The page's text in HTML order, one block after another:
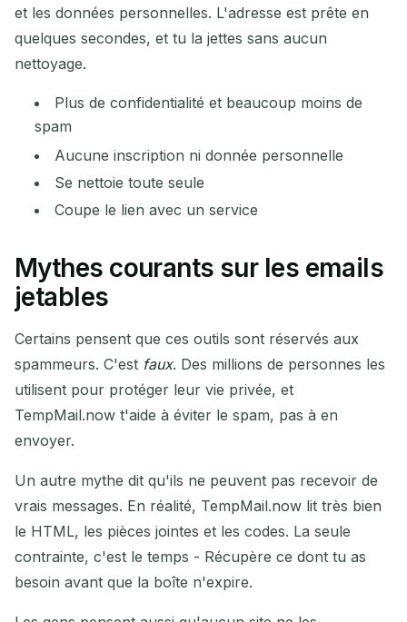
et les données personnelles. L'adresse est prête en
quelques secondes, et tu la jettes sans aucun
nettoyage.
Plus de confidentialité et beaucoup moins de
spam
Aucune inscription ni donnée personnelle
Se nettoie toute seule
Coupe le lien avec un service
Mythes courants sur les emails
jetables
Certains pensent que ces outils sont réservés aux
spammeurs. C'est faux. Des millions de personnes les
utilisent pour protéger leur vie privée, et
TempMail.now t'aide à éviter le spam, pas à en
envoyer.
Un autre mythe dit qu'ils ne peuvent pas recevoir de
vrais messages. En réalité, TempMail.now lit très bien
le HTML, les pièces jointes et les codes. La seule
contrainte, c'est le temps - Récupère ce dont tu as
besoin avant que la boîte n'expire.